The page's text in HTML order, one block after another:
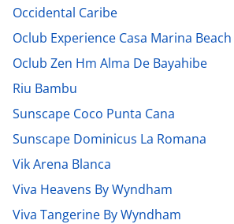
Occidental Caribe
Oclub Experience Casa Marina
Oclub Zen Hm Alma De Bayahibe
Riu Bambu
Sunscape Coco Punta Cana
Sunscape Dominicus La Romana
Vik Arena Blanca
Viva Heavens By Wyndham
Viva Tangerine By Wyndham